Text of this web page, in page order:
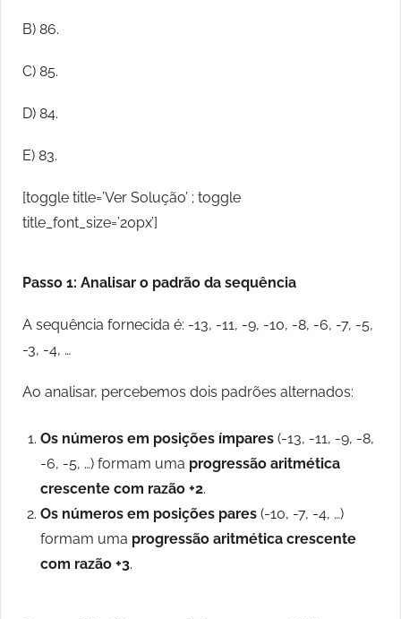
B) 86.
C) 85.
D) 84.
E) 83.
[toggle title=’Ver Solução’ ; toggle
title_font_size=’20px’]
Passo 1: Analisar o padrão da sequência
A sequência fornecida é: -13, -11, -9, -10, -8, -6, -7, -5,
-3, -4, …
Ao analisar, percebemos dois padrões alternados:
Os números em posições ímpares (-13, -11, -9, -8,
-6, -5, …) formam uma progressão aritmética
crescente com razão +2.
Os números em posições pares (-10, -7, -4, …)
formam uma progressão aritmética crescente
com razão +3.